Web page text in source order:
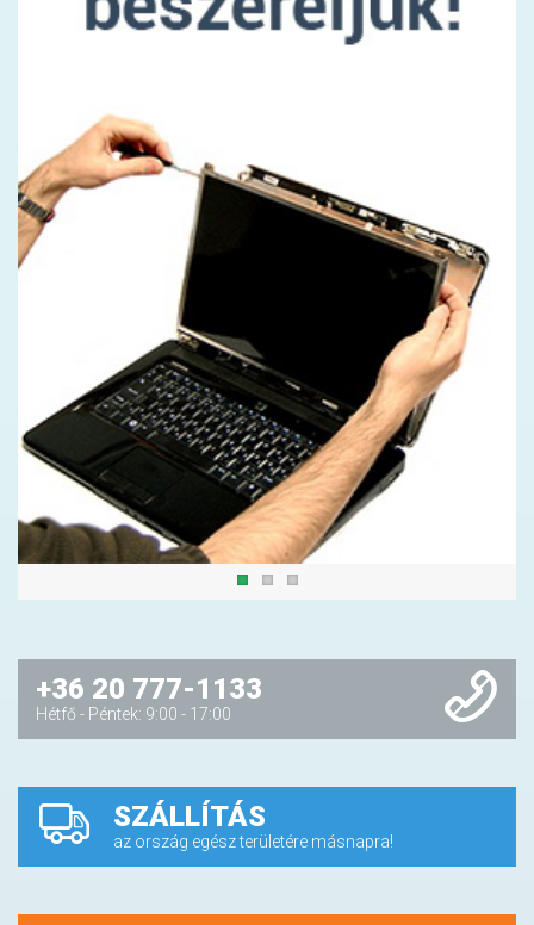
+36 20 777-1133
Hétfő - Péntek: 9:00 - 17:00
SZÁLLÍTÁS
az ország egész területére másnapra!